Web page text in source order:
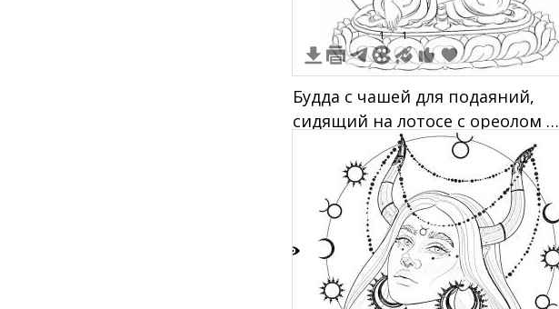
1 1
Будда с чашей для подаяний,
сидящий на лотосе с ореолом за